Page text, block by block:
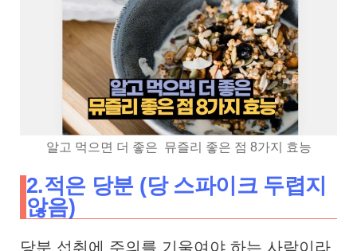
알고 먹으면 더 좋은 뮤즐리 좋은 점 8가지 효능
2.적은 당분 (당 스파이크 두렵지
않음)
당분 섭취에 주의를 기울여야 하는 사람이라